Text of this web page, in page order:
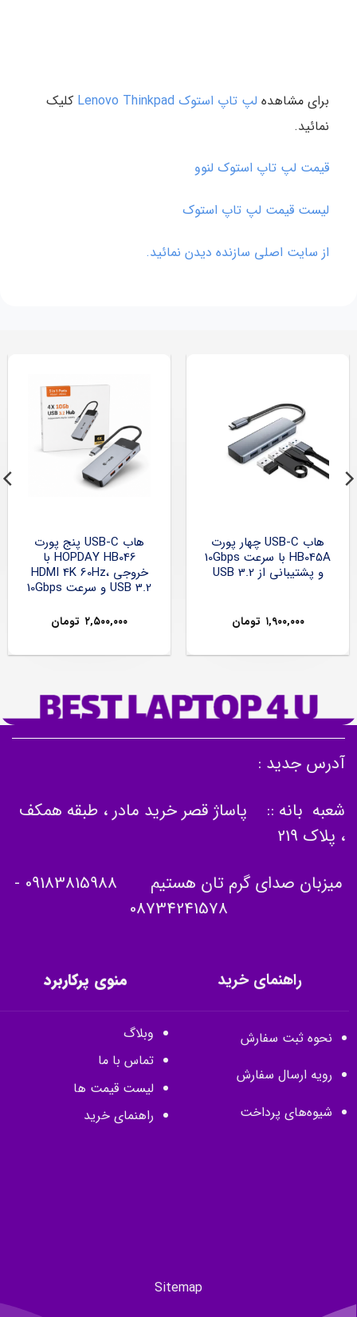
برای مشاهده لپ تاپ استوک Lenovo Thinkpad
کلیک
نمائید.
قیمت لپ تاپ استوک لنوو
لیست قیمت لپ تاپ استوک
از سایت اصلی سازنده دیدن نمائید.
هاب USB-C چهار پورت
HB045A با سرعت 10Gbps
و پشتیبانی از USB 3.2
۱,۹۰۰,۰۰۰ تومان
هاب USB-C پنج پورت
HOPDAY HB046 با
خروجی HDMI 4K 60Hz،
USB 3.2 و سرعت 10Gbps
۲,۵۰۰,۰۰۰ تومان
آدرس جدید :
شعبه بانه :: پاساژ قصر خرید مادر ، طبقه همکف
، پلاک 219
میزبان صدای گرم تان هستیم 09183815988
-
08734241578
راهنمای خرید
نحوه ثبت سفارش
رویه ارسال سفارش
شیوه‌های پرداخت
منوی پرکاربرد
وبلاگ
تماس با ما
لیست قیمت ها
راهنمای خرید
Sitemap